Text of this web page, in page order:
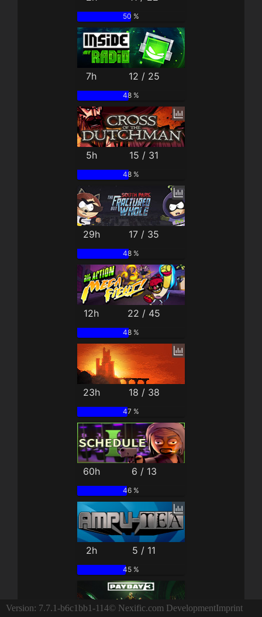
50 %
7h 12 / 25
48 %
5h 15 / 31
48 %
29h 17 / 35
48 %
12h 22 / 45
48 %
23h 18 / 38
47 %
60h 6 / 13
46 %
2h 5 / 11
45 %
Version: 7.7.1-b6c1bb1-114© Nexific.com DevelopmentImprint